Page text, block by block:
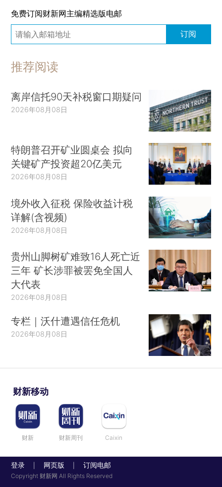
免费订阅财新网主编精选版电邮
订阅
推荐阅读
离岸信托90天补税窗口期疑问
2026年08月08日
特朗普召开矿业圆桌会 拟向
关键矿产投资超20亿美元
2026年08月08日
境外收入征税 保险收益计税
详解(含视频)
2026年08月08日
贵州山脚树矿难致16人死亡近
三年 矿长涉罪被罢免全国人
大代表
2026年08月08日
专栏｜沃什遭遇信任危机
2026年08月08日
财新移动
财新 财新周刊 Caixin
登录 网页版 订阅电邮
Copyright 财新网 All Rights Reserved